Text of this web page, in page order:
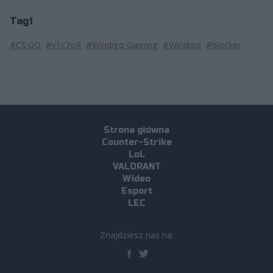
Tagi
#CS:GO #v1c7oR #Windigo Gaming #Windigo #blocker
Strona główna
Counter-Strike
LoL
VALORANT
Wideo
Esport
LEC
Znajdziesz nas na: